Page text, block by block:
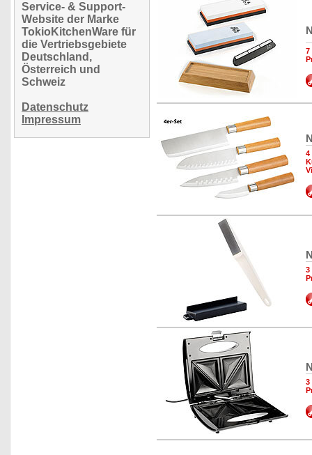
Service- & Support-
Website der Marke
TokioKitchenWare für
die Vertriebsgebiete
Deutschland,
Österreich und
Schweiz
Datenschutz
Impressum
7
4
3
3